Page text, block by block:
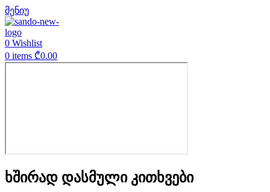
მენიუ
0 Wishlist
0 items ₾0.00
ხშირად დასმული კითხვები